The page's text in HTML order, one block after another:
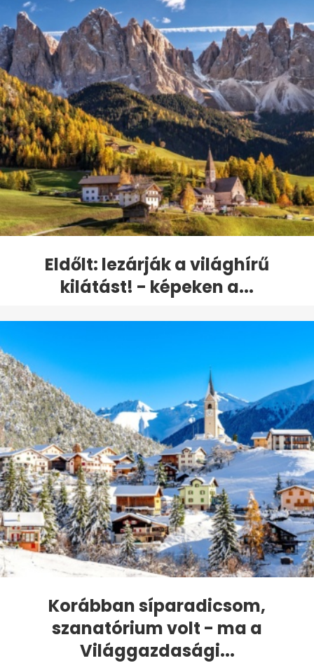
Eldőlt: lezárják a világhírű
kilátást! - képeken a...
Korábban síparadicsom,
szanatórium volt - ma a
Világgazdasági...